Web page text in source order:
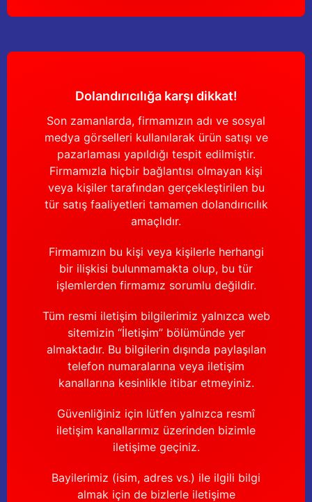
Dolandırıcılığa karşı dikkat!
Son zamanlarda, firmamızın adı ve sosyal
medya görselleri kullanılarak ürün satışı ve
pazarlaması yapıldığı tespit edilmiştir.
Firmamızla hiçbir bağlantısı olmayan kişi
veya kişiler tarafından gerçekleştirilen bu
tür satış faaliyetleri tamamen dolandırıcılık
amaçlıdır.
Firmamızın bu kişi veya kişilerle herhangi
bir ilişkisi bulunmamakta olup, bu tür
işlemlerden firmamız sorumlu değildir.
Tüm resmi iletişim bilgilerimiz yalnızca web
sitemizin “İletişim” bölümünde yer
almaktadır. Bu bilgilerin dışında paylaşılan
telefon numaralarına veya iletişim
kanallarına kesinlikle itibar etmeyiniz.
Güvenliğiniz için lütfen yalnızca resmî
iletişim kanallarımız üzerinden bizimle
iletişime geçiniz.
Bayilerimiz (isim, adres vs.) ile ilgili bilgi
almak için de bizlerle iletişime